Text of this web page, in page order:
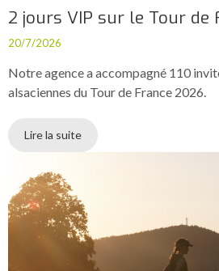
2 jours VIP sur le Tour de
20/7/2026
Notre agence a accompagné 110
alsaciennes du Tour de France 2026.
Lire la suite